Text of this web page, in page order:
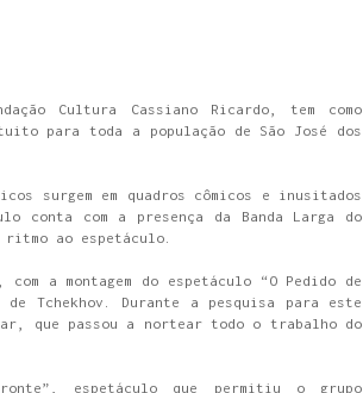
Cultura Cassiano Ricardo, tem como
para toda a população de São José dos
surgem em quadros cômicos e inusitados
conta com a presença da Banda Larga do
ritmo ao espetáculo.
a montagem do espetáculo “O Pedido de
de Tchekhov. Durante a pesquisa para este
que passou a nortear todo o trabalho do
espetáculo que permitiu o grupo